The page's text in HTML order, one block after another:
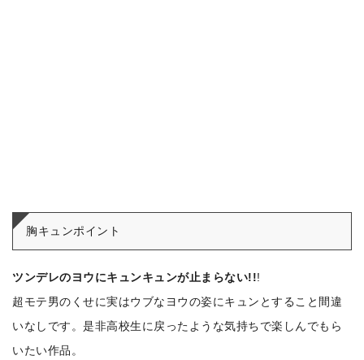
胸キュンポイント
ツンデレのヨウにキュンキュンが止まらない!!!
超モテ男のくせに実はウブなヨウの姿にキュンとすること間違
いなしです。是非高校生に戻ったような気持ちで楽しんでもら
いたい作品。